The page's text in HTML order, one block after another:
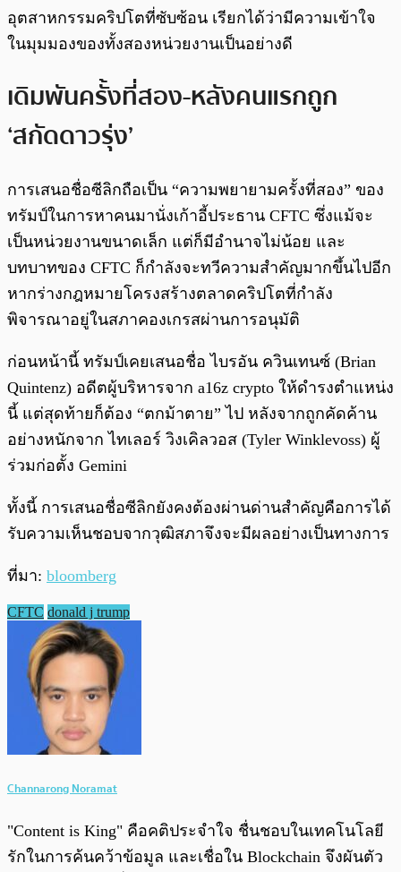
อุตสาหกรรมคริปโตที่ซับซ้อน เรียกได้ว่ามีความเข้าใจ
ในมุมมองของทั้งสองหน่วยงานเป็นอย่างดี
เดิมพันครั้งที่สอง-หลังคนแรกถูก
‘สกัดดาวรุ่ง’
การเสนอชื่อซีลิกถือเป็น “ความพยายามครั้งที่สอง” ของ
ทรัมป์ในการหาคนมานั่งเก้าอี้ประธาน CFTC ซึ่งแม้จะ
เป็นหน่วยงานขนาดเล็ก แต่ก็มีอำนาจไม่น้อย และ
บทบาทของ CFTC ก็กำลังจะทวีความสำคัญมากขึ้นไปอีก
หากร่างกฎหมายโครงสร้างตลาดคริปโตที่กำลัง
พิจารณาอยู่ในสภาคองเกรสผ่านการอนุมัติ
ก่อนหน้านี้ ทรัมป์เคยเสนอชื่อ ไบรอัน ควินเทนซ์ (Brian
Quintenz) อดีตผู้บริหารจาก a16z crypto ให้ดำรงตำแหน่ง
นี้ แต่สุดท้ายก็ต้อง “ตกม้าตาย” ไป หลังจากถูกคัดค้าน
อย่างหนักจาก ไทเลอร์ วิงเคิลวอส (Tyler Winklevoss) ผู้
ร่วมก่อตั้ง Gemini
ทั้งนี้ การเสนอชื่อซีลิกยังคงต้องผ่านด่านสำคัญคือการได้
รับความเห็นชอบจากวุฒิสภาจึงจะมีผลอย่างเป็นทางการ
ที่มา: bloomberg
CFTC donald j trump
Channarong Noramat
"Content is King" คือคติประจำใจ ชื่นชอบในเทคโนโลยี
รักในการค้นคว้าข้อมูล และเชื่อใน Blockchain จึงผันตัว